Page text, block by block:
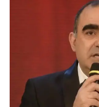
SERVIZI ALLE IMPRESE